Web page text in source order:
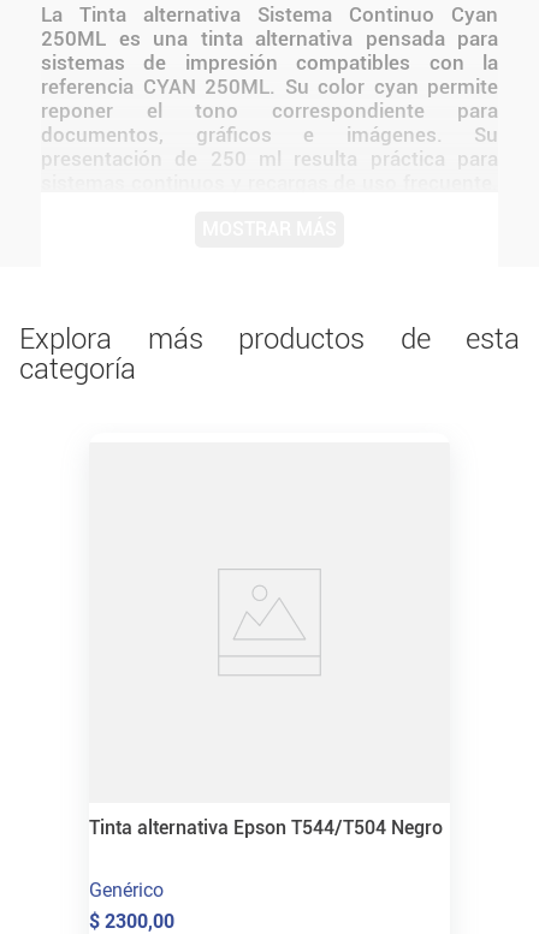
La Tinta alternativa Sistema Continuo Cyan
250ML es una tinta alternativa pensada para
sistemas de impresión compatibles con la
referencia CYAN 250ML. Su color cyan permite
reponer el tono correspondiente para
documentos, gráficos e imágenes. Su
presentación de 250 ml resulta práctica para
Explora más productos de esta
categoría
Tinta alternativa Epson T544/T504 Negro
Genérico
$ 2300,00